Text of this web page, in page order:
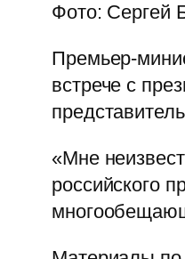
Фото: Сергей
Премьер-
встрече с
«Мне
российского